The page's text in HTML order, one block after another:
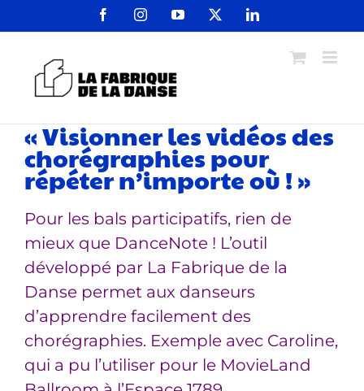
FacebookInstagramYouTube LinkedIn
« Visionner les vidéos des
chorégraphies pour
répéter n’importe où ! »
Pour les bals participatifs, rien de
mieux que DanceNote ! L’outil
développé par La Fabrique de la
Danse permet aux danseurs
d’apprendre facilement des
chorégraphies. Exemple avec Caroline,
qui a pu l’utiliser pour le MovieLand